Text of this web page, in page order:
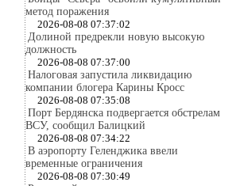
метод поражения
2026-08-08 07:37:02
Долиной предрекли новую высокую
должность
2026-08-08 07:37:00
Налоговая запустила ликвидацию
компании блогера Карины Кросс
2026-08-08 07:35:08
Порт Бердянска подвергается обстрелам
ВСУ, сообщил Балицкий
2026-08-08 07:34:22
В аэропорту Геленджика ввели
временные ограничения
2026-08-08 07:30:49